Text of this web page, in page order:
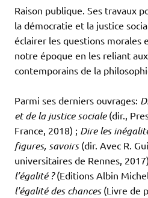
Raison publique. Ses travaux
la démocratie et la justice
éclairer les questions morales
notre époque en les reliant
contemporains de la
Parmi ses derniers ouvrages:
et de la justice sociale(dir.,
France, 2018) ; Dire les
figures, savoirs(dir. Avec R.
universitaires de Rennes,
l’égalité ?(Editions Albin
l'égalité des chances(Livre de